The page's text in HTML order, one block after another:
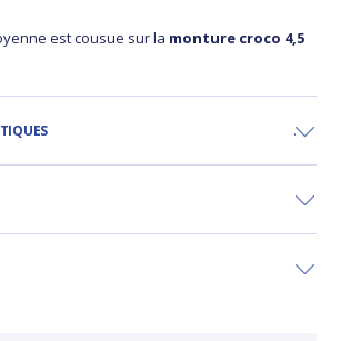
est cousue sur la monture croco 4,5